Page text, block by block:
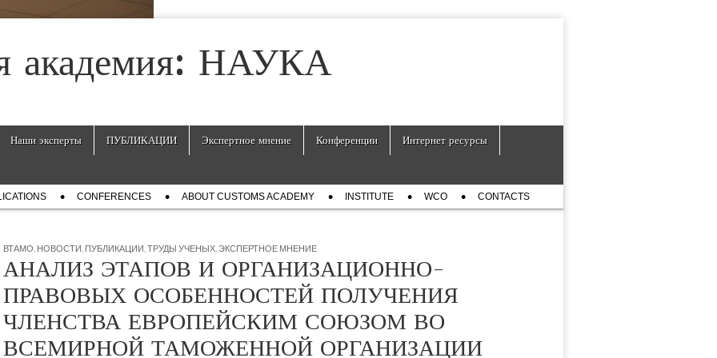
академия: НАУКА
Наши эксперты ПУБЛИКАЦИИ Экспертное мнение Конференции Интернет ресурсы
СONFERENCES ABOUT CUSTOMS ACADEMY INSTITUTE WCO CONTACTS
ВТАМО НОВОСТИ ПУБЛИКАЦИИ ТРУДЫ УЧЕНЫХ ЭКСПЕРТНОЕ МНЕНИЕ
АНАЛИЗ ЭТАПОВ И ОРГАНИЗАЦИОННО-
ПРАВОВЫХ ОСОБЕННОСТЕЙ ПОЛУЧЕНИЯ
ЧЛЕНСТВА ЕВРОПЕЙСКИМ СОЮЗОМ ВО
ВСЕМИРНОЙ ТАМОЖЕННОЙ ОРГАНИЗАЦИИ